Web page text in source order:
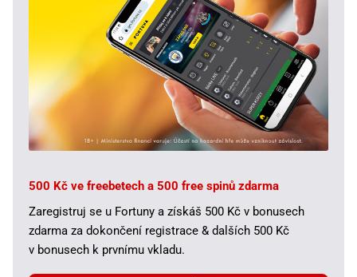
500 Kč ve freebetech a 500 free spinů zdarma
Zaregistruj se u Fortuny a získáš 500 Kč v bonusech
zdarma za dokončení registrace & dalších 500 Kč
v bonusech k prvnímu vkladu.